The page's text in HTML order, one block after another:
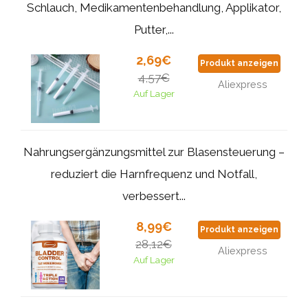
Schlauch, Medikamentenbehandlung, Applikator,
Putter,...
2,69€
4,57€
Auf Lager
Produkt anzeigen
Aliexpress
Nahrungsergänzungsmittel zur Blasensteuerung –
reduziert die Harnfrequenz und Notfall,
verbessert...
8,99€
28,12€
Auf Lager
Produkt anzeigen
Aliexpress